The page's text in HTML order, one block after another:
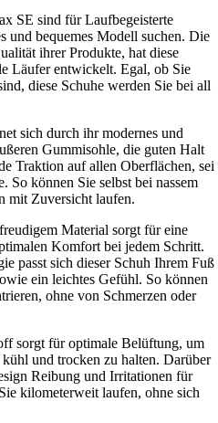
SE sind für Laufbegeisterte
und bequemes Modell suchen. Die
ihrer Produkte, hat diese
Läufer entwickelt. Egal, ob Sie
diese Schuhe werden Sie bei all
sich durch ihr modernes und
Gummisohle, die guten Halt
Traktion auf allen Oberflächen, sei
So können Sie selbst bei nassem
mit Zuversicht laufen.
Material sorgt für eine
Komfort bei jedem Schritt.
passt sich dieser Schuh Ihrem Fuß
ein leichtes Gefühl. So können
ohne von Schmerzen oder
sorgt für optimale Belüftung, um
und trocken zu halten. Darüber
Reibung und Irritationen für
kilometerweit laufen, ohne sich